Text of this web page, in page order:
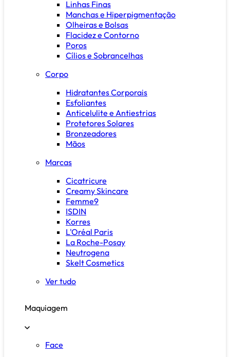
Linhas Finas
Manchas e Hiperpigmentação
Olheiras e Bolsas
Flacidez e Contorno
Poros
Cílios e Sobrancelhas
Corpo
Hidratantes Corporais
Esfoliantes
Anticelulite e Antiestrias
Protetores Solares
Bronzeadores
Mãos
Marcas
Cicatricure
Creamy Skincare
Femme9
ISDIN
Korres
L'Oréal Paris
La Roche-Posay
Neutrogena
Skelt Cosmetics
Ver tudo
Maquiagem
Face